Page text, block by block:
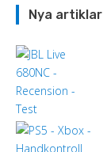
Nya artiklar